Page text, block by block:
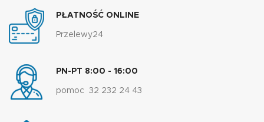
PŁATNOŚĆ ONLINE
Przelewy24
PN-PT 8:00 - 16:00
pomoc 32 232 24 43